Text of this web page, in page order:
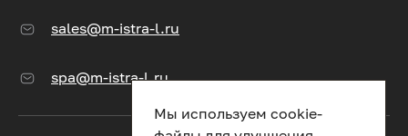
sales@m-istra-l.ru
spa@m-istra-l.ru
Мы используем cookie-